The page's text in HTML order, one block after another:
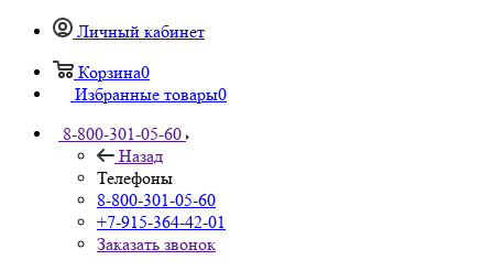
Личный кабинет
Корзина0
Избранные товары0
8-800-301-05-60
Назад
Телефоны
8-800-301-05-60
+7-915-364-42-01
Заказать звонок